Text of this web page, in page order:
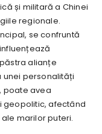
și militară a Chinei
regionale.
se confruntă
alianțe
unei personalități
poate avea
geopolitic, afectând
marilor puteri.